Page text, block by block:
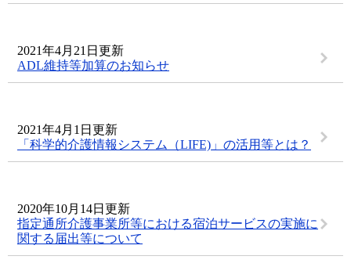
2021年4月21日更新
ADL維持等加算のお知らせ
2021年4月1日更新
「科学的介護情報システム（LIFE)」の活用等とは？
2020年10月14日更新
指定通所介護事業所等における宿泊サービスの実施に
関する届出等について